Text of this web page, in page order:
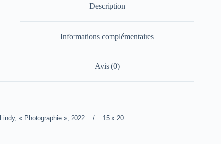
Description
Informations complémentaires
Avis (0)
Lindy, « Photographie », 2022 / 15 x 20